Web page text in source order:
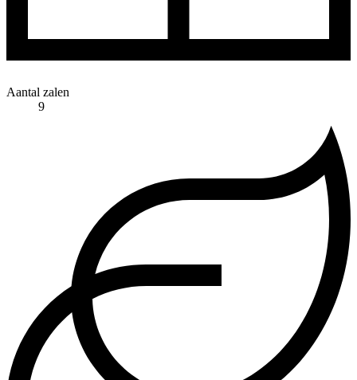
Aantal zalen
9